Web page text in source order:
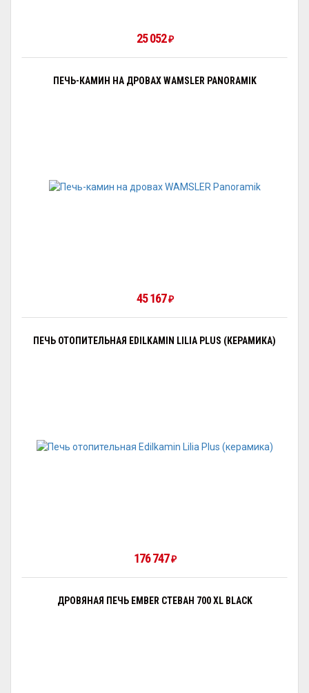
25 052₽
ПЕЧЬ-КАМИН НА ДРОВАХ WAMSLER PANORAMIK
45 167₽
ПЕЧЬ ОТОПИТЕЛЬНАЯ EDILKAMIN LILIA PLUS (КЕРАМИКА)
176 747₽
ДРОВЯНАЯ ПЕЧЬ EMBER СТЕВАН 700 XL BLACK